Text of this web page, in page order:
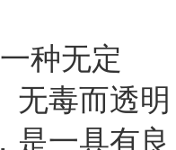
种无定
无毒而透明
是一具有良